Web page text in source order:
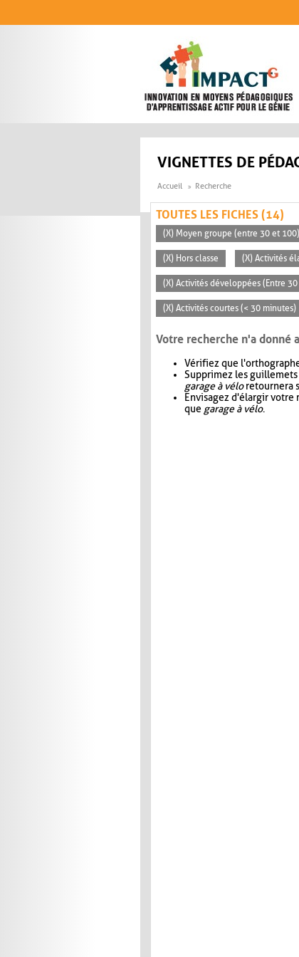
VIGNETTES DE
Accueil Recherche
TOUTES LES FICHES (14)
(X) Moyen groupe (entre 30 et 100)
(X) Hors classe (X) Activités
(X) Activités développées (Entre
(X) Activités courtes (< 30 minutes)
Votre recherche n'a donné
Vérifiez que
Supprimez les
garage à véloretournera
Envisagez d'élargir votre
que garage à vélo.